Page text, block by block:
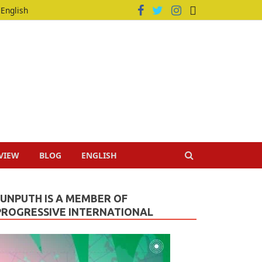
English
BLOG ENGLISH
IS A MEMBER OF
INTERNATIONAL